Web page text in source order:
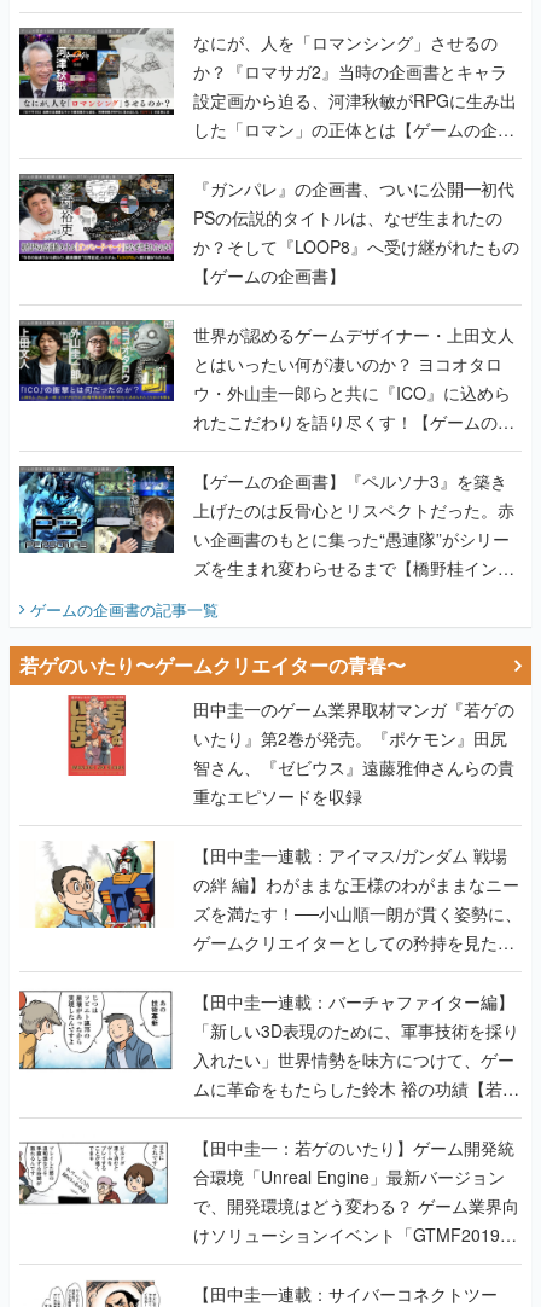
設定画から迫る、河津秋敏がRPGに生み出
した「ロマン」の正体とは【ゲームの企画
書】
『ガンパレ』の企画書、ついに公開━初代
PSの伝説的タイトルは、なぜ生まれたの
か？そして『LOOP8』へ受け継がれたもの
【ゲームの企画書】
世界が認めるゲームデザイナー・上田文人
とはいったい何が凄いのか？ ヨコオタロ
ウ・外山圭一郎らと共に『ICO』に込めら
れたこだわりを語り尽くす！【ゲームの企
画書】
【ゲームの企画書】『ペルソナ3』を築き
上げたのは反骨心とリスペクトだった。赤
い企画書のもとに集った“愚連隊”がシリー
ズを生まれ変わらせるまで【橋野桂インタ
ビュー】
ゲームの企画書の記事一覧
若ゲのいたり〜ゲームクリエイターの青春〜
田中圭一のゲーム業界取材マンガ『若ゲの
いたり』第2巻が発売。『ポケモン』田尻
智さん、『ゼビウス』遠藤雅伸さんらの貴
重なエピソードを収録
【田中圭一連載：アイマス/ガンダム 戦場
の絆 編】わがままな王様のわがままなニー
ズを満たす！──小山順一朗が貫く姿勢に、
ゲームクリエイターとしての矜持を見た
【若ゲのいたり最終回】
【田中圭一連載：バーチャファイター編】
「新しい3D表現のために、軍事技術を採り
入れたい」世界情勢を味方につけて、ゲー
ムに革命をもたらした鈴木 裕の功績【若ゲ
のいたり】
【田中圭一：若ゲのいたり】ゲーム開発統
合環境「Unreal Engine」最新バージョン
で、開発環境はどう変わる？ ゲーム業界向
けソリューションイベント「GTMF2019」
に行って、より理解を深めよう【PR】
【田中圭一連載：サイバーコネクトツー
編】すべての責任はオレが取る。だから、
付いてきてくれないか──男の熱意はチーム
解散の危機を救い、『.hack』成功の活路を